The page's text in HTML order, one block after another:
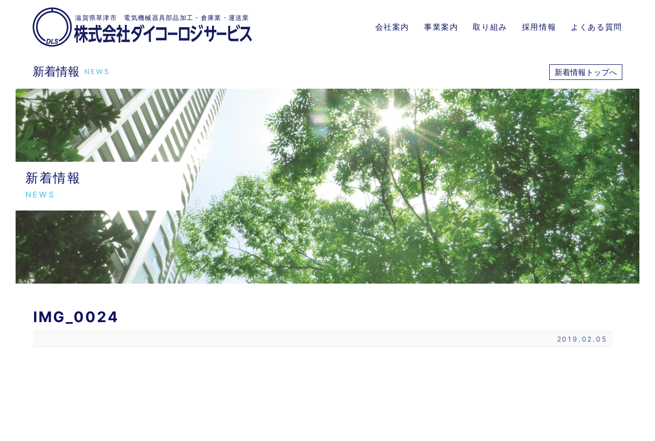
滋賀県草津市 電気機械器具部品加工・倉庫業・運送業
会社案内 事業案内 取り組み 採用情報 よくある質問
新着情報 NEWS 新着情報トップへ
新着情報
NEWS
IMG_0024
2019.02.05